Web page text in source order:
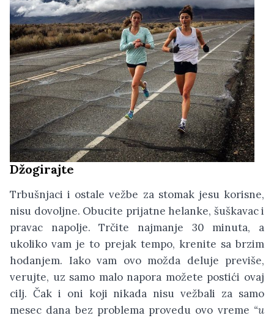
Džogirajte
Trbušnjaci i ostale vežbe za stomak jesu korisne,
nisu dovoljne. Obucite prijatne helanke, šuškavac i
pravac napolje. Trčite najmanje 30 minuta, a
ukoliko vam je to prejak tempo, krenite sa brzim
hodanjem. Iako vam ovo možda deluje previše,
verujte, uz samo malo napora možete postići ovaj
cilj. Čak i oni koji nikada nisu vežbali za samo
mesec dana bez problema provedu ovo vreme “u